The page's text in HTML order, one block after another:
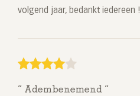
volgend jaar, bedankt iedereen !
Adembenemend